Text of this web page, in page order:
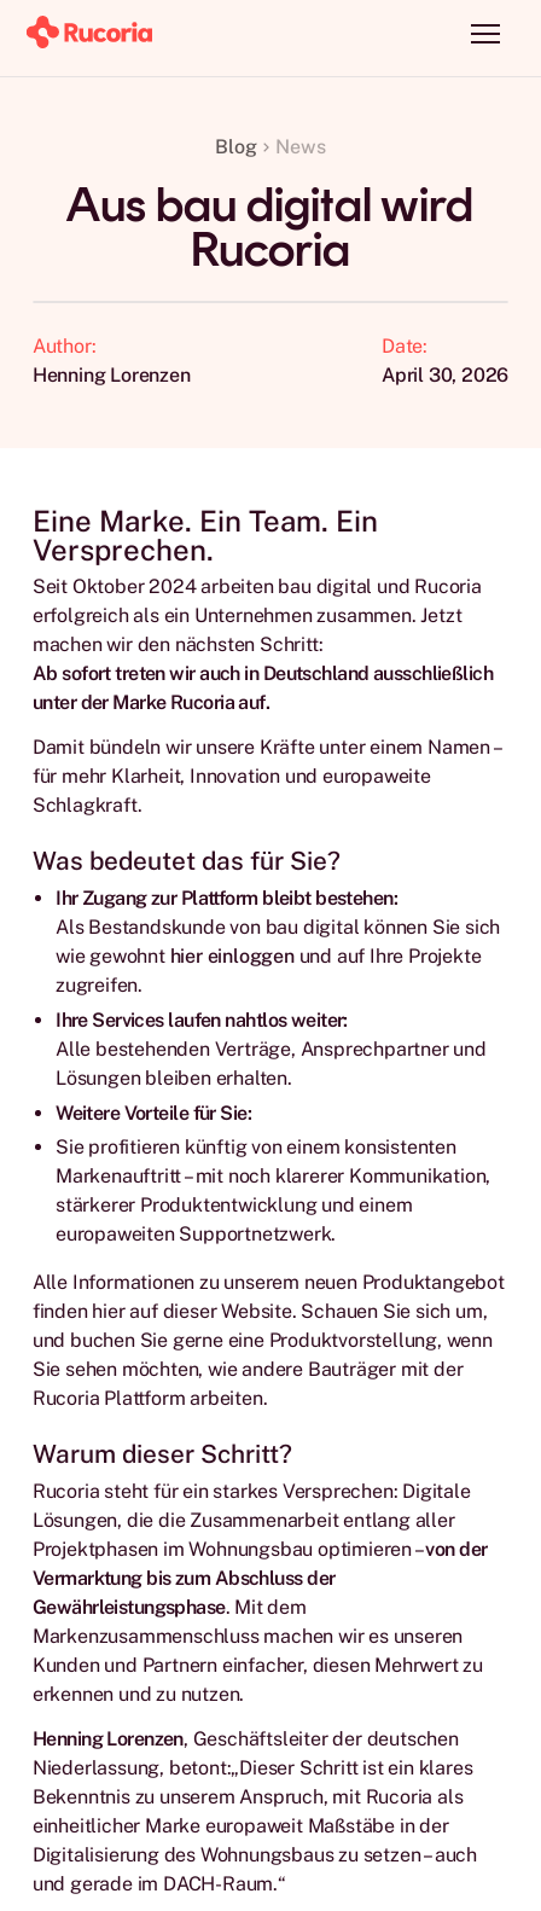
Blog News
Aus bau digital wird
Rucoria
Author:
Henning Lorenzen
Date:
April 30, 2026
Eine Marke. Ein Team. Ein
Versprechen.
Seit Oktober 2024 arbeiten bau digital und Rucoria
erfolgreich als ein Unternehmen zusammen. Jetzt
machen wir den nächsten Schritt:
Ab sofort treten wir auch in Deutschland ausschließlich
unter der Marke Rucoria auf.
Damit bündeln wir unsere Kräfte unter einem Namen –
für mehr Klarheit, Innovation und europaweite
Schlagkraft.
Was bedeutet das für Sie?
Ihr Zugang zur Plattform bleibt bestehen:
Als Bestandskunde von bau digital können Sie sich
wie gewohnt hier einloggenund auf Ihre Projekte
zugreifen.
Ihre Services laufen nahtlos weiter:
Alle bestehenden Verträge, Ansprechpartner und
Lösungen bleiben erhalten.
Weitere Vorteile für Sie:
Sie profitieren künftig von einem konsistenten
Markenauftritt – mit noch klarerer Kommunikation,
stärkerer Produktentwicklung und einem
europaweiten Supportnetzwerk.
Alle Informationen zu unserem neuen Produktangebot
finden hier auf dieser Website. Schauen Sie sich um,
und buchen Sie gerne eine Produktvorstellung, wenn
Sie sehen möchten, wie andere Bauträger mit der
Rucoria Plattform arbeiten.
Warum dieser Schritt?
Rucoria steht für ein starkes Versprechen: Digitale
Lösungen, die die Zusammenarbeit entlang aller
Projektphasen im Wohnungsbau optimieren –von der
Vermarktung bis zum Abschluss der
Gewährleistungsphase. Mit dem
Markenzusammenschluss machen wir es unseren
Kunden und Partnern einfacher, diesen Mehrwert zu
erkennen und zu nutzen.
Henning Lorenzen, Geschäftsleiter der deutschen
Niederlassung, betont:„Dieser Schritt ist ein klares
Bekenntnis zu unserem Anspruch, mit Rucoria als
einheitlicher Marke europaweit Maßstäbe in der
Digitalisierung des Wohnungsbaus zu setzen – auch
und gerade im DACH-Raum.“